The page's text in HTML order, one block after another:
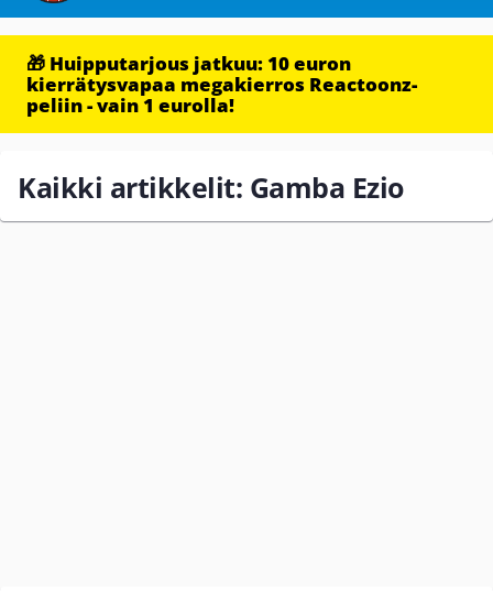
🎁 Huipputarjous jatkuu: 10 euron
kierrätysvapaa megakierros Reactoonz-
peliin - vain 1 eurolla!
Kaikki artikkelit: Gamba Ezio